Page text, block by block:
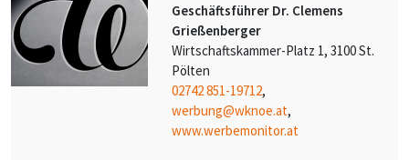
Geschäftsführer Dr. Clemens
Grießenberger
Wirtschaftskammer-Platz 1, 3100 St.
Pölten
02742 851-19712,
werbung@wknoe.at,
www.werbemonitor.at